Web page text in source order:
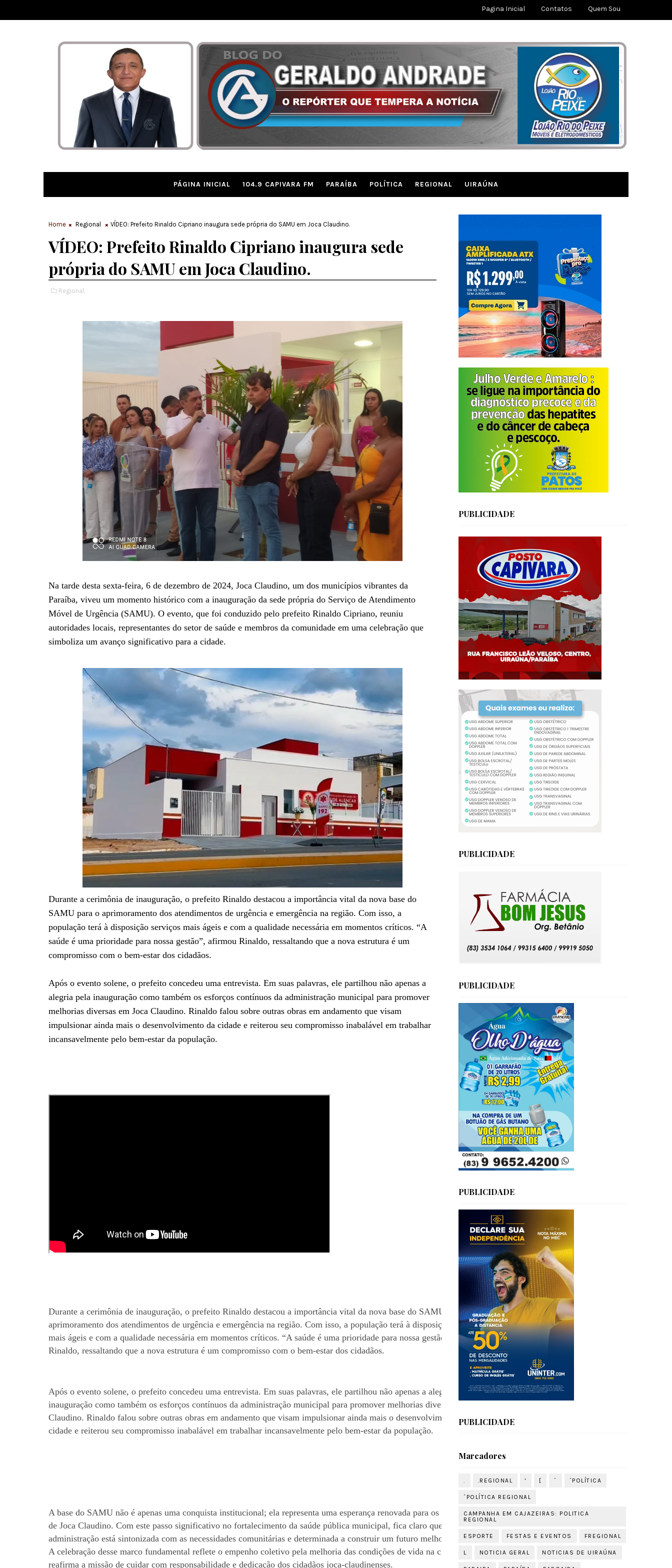
Pagina Inicial Contatos Quem Sou
PÁGINA INICIAL 104.9 CAPIVARA FM PARAÍBA POLÍTICA REGIONAL UIRAÚNA
Home Regional VÍDEO: Prefeito Rinaldo Cipriano inaugura sede própria do SAMU em Joca Claudino.
VÍDEO: Prefeito Rinaldo Cipriano inaugura sede
própria do SAMU em Joca Claudino.
Regional,
Na tarde desta sexta-feira, 6 de dezembro de 2024, Joca Claudino, um dos municípios vibrantes da
Paraíba, viveu um momento histórico com a inauguração da sede própria do Serviço de Atendimento
Móvel de Urgência (SAMU). O evento, que foi conduzido pelo prefeito Rinaldo Cipriano, reuniu
autoridades locais, representantes do setor de saúde e membros da comunidade em uma celebração que
simboliza um avanço significativo para a cidade.
Durante a cerimônia de inauguração, o prefeito Rinaldo destacou a importância vital da nova base do
SAMU para o aprimoramento dos atendimentos de urgência e emergência na região. Com isso, a
população terá à disposição serviços mais ágeis e com a qualidade necessária em momentos críticos. “A
saúde é uma prioridade para nossa gestão”, afirmou Rinaldo, ressaltando que a nova estrutura é um
compromisso com o bem-estar dos cidadãos.
Após o evento solene, o prefeito concedeu uma entrevista. Em suas palavras, ele partilhou não apenas a
alegria pela inauguração como também os esforços contínuos da administração municipal para promover
melhorias diversas em Joca Claudino. Rinaldo falou sobre outras obras em andamento que visam
impulsionar ainda mais o desenvolvimento da cidade e reiterou seu compromisso inabalável em trabalhar
incansavelmente pelo bem-estar da população.
Durante a cerimônia de inauguração, o prefeito Rinaldo destacou a importância vital da nova base do SAMU para o
aprimoramento dos atendimentos de urgência e emergência na região. Com isso, a população terá à disposição serviços
mais ágeis e com a qualidade necessária em momentos críticos. “A saúde é uma prioridade para nossa gestão”, afirmou
Rinaldo, ressaltando que a nova estrutura é um compromisso com o bem-estar dos cidadãos.
Após o evento solene, o prefeito concedeu uma entrevista. Em suas palavras, ele partilhou não apenas a alegria pela
inauguração como também os esforços contínuos da administração municipal para promover melhorias diversas em Joca
Claudino. Rinaldo falou sobre outras obras em andamento que visam impulsionar ainda mais o desenvolvimento da
cidade e reiterou seu compromisso inabalável em trabalhar incansavelmente pelo bem-estar da população.
A base do SAMU não é apenas uma conquista institucional; ela representa uma esperança renovada para os moradores
de Joca Claudino. Com este passo significativo no fortalecimento da saúde pública municipal, fica claro que a
administração está sintonizada com as necessidades comunitárias e determinada a construir um futuro melhor para todos.
A celebração desse marco fundamental reflete o empenho coletivo pela melhoria das condições de vida na cidade e
reafirma a missão de cuidar com responsabilidade e dedicação dos cidadãos joca-claudinenses.
PUBLICIDADE
PUBLICIDADE
PUBLICIDADE
PUBLICIDADE
PUBLICIDADE
Marcadores
. .REGIONAL ' [ ´ ´POLÍTICA
´POLÍTICA REGIONAL
CAMPANHA EM CAJAZEIRAS: POLITICA
REGIONAL
ESPORTE FESTAS E EVENTOS FREGIONAL
L NOTICIA GERAL NOTICIAS DE UIRAÚNA